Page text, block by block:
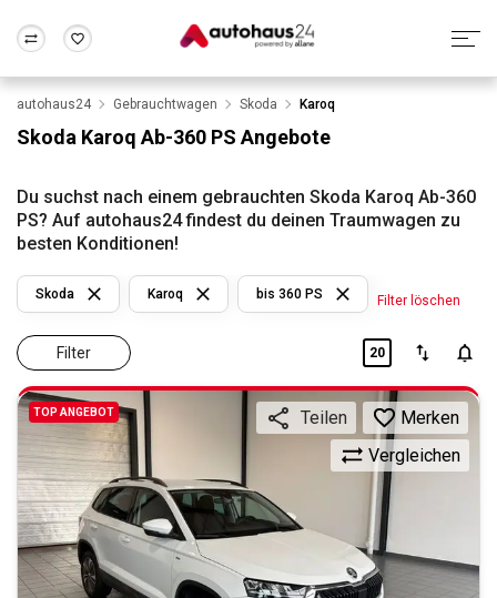
Wir bewerten dein Auto
Alle Fragen & Antworten
Rund um die Inzahlungnahme
Frankfurt Wuppertal
autohaus24 Gebrauchtwagen Skoda Karoq
Skoda Karoq Ab-360 PS Angebote
Du suchst nach einem gebrauchten Skoda Karoq Ab-360
PS? Auf autohaus24 findest du deinen Traumwagen zu
besten Konditionen!
Filter
Skoda Karoq bis 360 PS Filter löschen
20
TOP ANGEBOT
Vergleichen
Teilen Merken